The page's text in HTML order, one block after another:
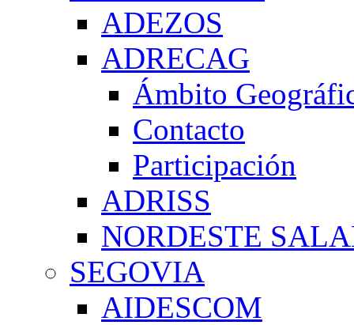
ADEZOS
ADRECAG
Ámbito
Contacto
Participación
ADRISS
NORDESTE
SEGOVIA
AIDESCOM